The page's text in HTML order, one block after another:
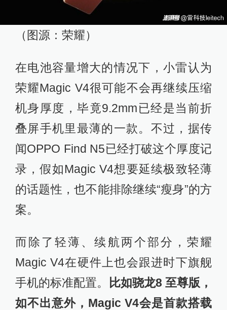
（图源：荣耀）
在电池容量增大的情况下，小雷认为
荣耀Magic V4很可能不会再继续压缩
机身厚度，毕竟9.2mm已经是当前折
叠屏手机里最薄的一款。不过，据传
闻OPPO Find N5已经打破这个厚度记
录，假如Magic V4想要延续极致轻薄
的话题性，也不能排除继续“瘦身”的方
案。
而除了轻薄、续航两个部分，荣耀
Magic V4在硬件上也会跟进时下旗舰
手机的标准配置。
比如骁龙8 至尊版，
如不出意外，Magic V4会是首款搭载